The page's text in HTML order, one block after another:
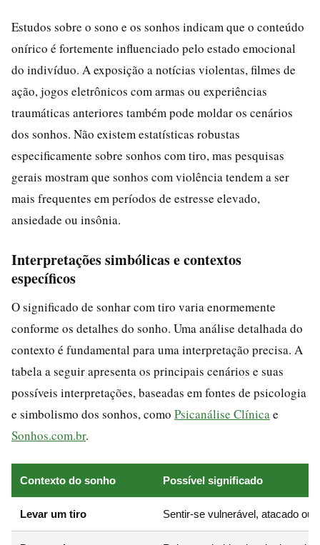
Estudos sobre o sono e os sonhos indicam que o conteúdo
onírico é fortemente influenciado pelo estado emocional
do indivíduo. A exposição a notícias violentas, filmes de
ação, jogos eletrônicos com armas ou experiências
traumáticas anteriores também pode moldar os cenários
dos sonhos. Não existem estatísticas robustas
especificamente sobre sonhos com tiro, mas pesquisas
gerais mostram que sonhos com violência tendem a ser
mais frequentes em períodos de estresse elevado,
ansiedade ou insônia.
Interpretações simbólicas e contextos
específicos
O significado de sonhar com tiro varia enormemente
conforme os detalhes do sonho. Uma análise detalhada do
contexto é fundamental para uma interpretação precisa. A
tabela a seguir apresenta os principais cenários e suas
possíveis interpretações, baseadas em fontes de psicologia
e simbolismo dos sonhos, como Psicanálise Clínica e
Sonhos.com.br.
Contexto do sonho Possível significado
Levar um tiro Sentir-se vulnerável, atacado ou